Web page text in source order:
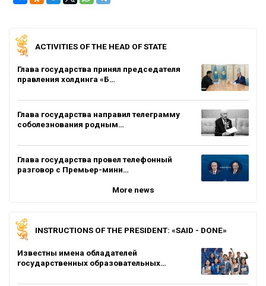
ACTIVITIES OF THE HEAD OF STATE
Глава государства принял председателя
правления холдинга «Б…
Глава государства направил телеграмму
соболезнования родным…
Глава государства провел телефонный
разговор с Премьер-мини…
More news
INSTRUCTIONS OF THE PRESIDENT: «SAID - DONE»
Известны имена обладателей
государственных образовательных…